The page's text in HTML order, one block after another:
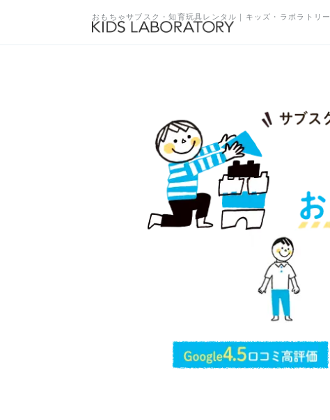
おもちゃサブスク・知育玩具レンタル｜キッズ・ラボラトリー